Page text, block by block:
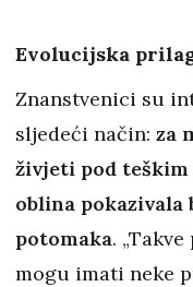
Evolucijska
Znanstvenici su
sljedeći način: za
živjeti pod
oblina pokazivala
potomaka.
mogu imati neke